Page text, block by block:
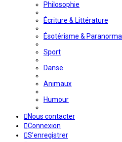
Philosophie
Écriture & Littérature
Ésotérisme & Paranormal
Sport
Danse
Animaux
Humour
Nous contacter
Connexion
S’enregistrer